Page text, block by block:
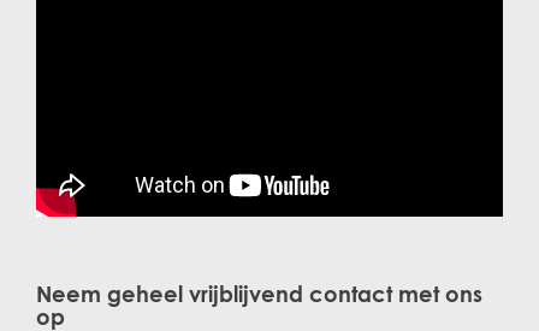
Neem geheel vrijblijvend contact met ons
op